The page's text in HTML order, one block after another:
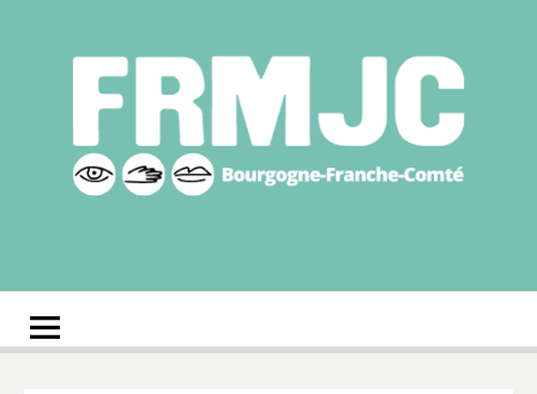
régionale des MJC
Bourgogne-Franche-